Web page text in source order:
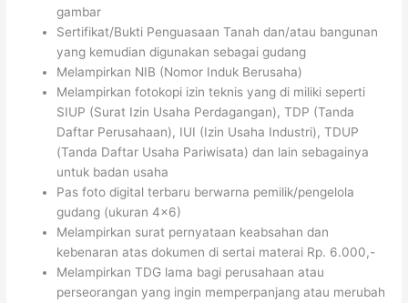
gambar
Sertifikat/Bukti Penguasaan Tanah dan/atau bangunan
yang kemudian digunakan sebagai gudang
Melampirkan NIB (Nomor Induk Berusaha)
Melampirkan fotokopi izin teknis yang di miliki seperti
SIUP (Surat Izin Usaha Perdagangan), TDP (Tanda
Daftar Perusahaan), IUI (Izin Usaha Industri), TDUP
(Tanda Daftar Usaha Pariwisata) dan lain sebagainya
untuk badan usaha
Pas foto digital terbaru berwarna pemilik/pengelola
gudang (ukuran 4×6)
Melampirkan surat pernyataan keabsahan dan
kebenaran atas dokumen di sertai materai Rp. 6.000,-
Melampirkan TDG lama bagi perusahaan atau
perseorangan yang ingin memperpanjang atau merubah